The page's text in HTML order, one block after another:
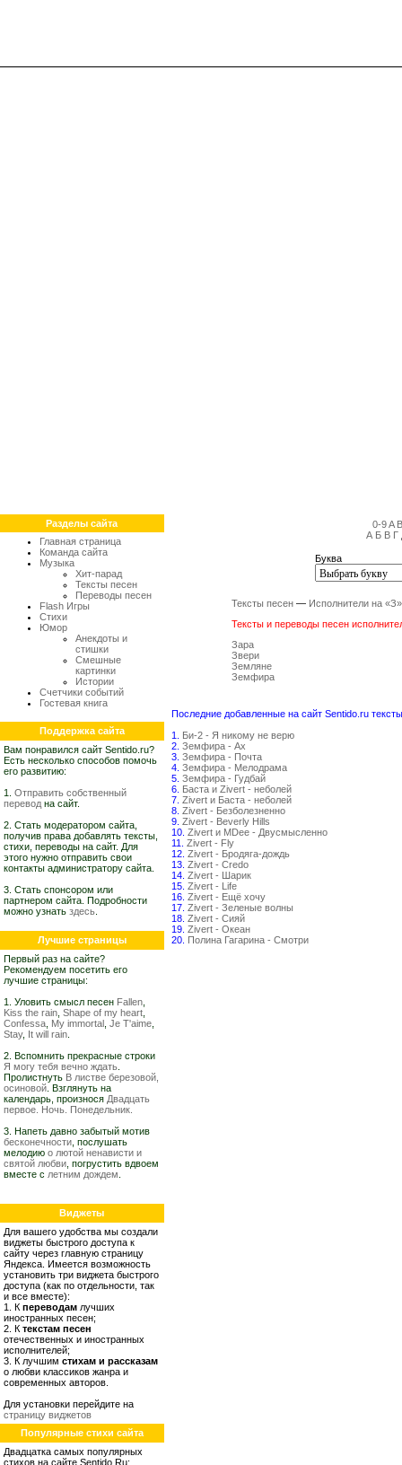
Разделы сайта
Главная страница
Команда сайта
Музыка
Хит-парад
Тексты песен
Переводы песен
Flash Игры
Стихи
Юмор
Анекдоты и
стишки
Смешные
картинки
Истории
Счетчики событий
Гостевая книга
Поддержка сайта
Вам понравился сайт Sentido.ru?
Есть несколько способов помочь
его развитию:
1. Отправить собственный
перевод на сайт.
2. Стать модератором сайта,
получив права добавлять тексты,
стихи, переводы на сайт. Для
этого нужно отправить свои
контакты администратору сайта.
3. Стать спонсором или
партнером сайта. Подробности
можно узнать здесь
Лучшие страницы
Первый раз на сайте?
Рекомендуем посетить его
лучшие страницы:
1. Уловить смысл песен Fallen
Kiss the rain Shape of my heart
Confessa My immortal Je T'aime
Stay, It will rain
2. Вспомнить прекрасные строки
Я могу тебя вечно ждать
Пролистнуть В листве березовой,
осиновой . Взглянуть на
календарь, произнося Двадцать
первое. Ночь. Понедельник.
3. Напеть давно забытый мотив
бесконечности , послушать
мелодию о лютой ненависти и
святой любви , погрустить вдвоем
вместе с летним дождем
Виджеты
Для вашего удобства мы создали
виджеты быстрого доступа к
сайту через главную страницу
Яндекса. Имеется возможность
установить три виджета быстрого
доступа (как по отдельности, так
и все вместе):
1. К переводам лучших
иностранных песен;
2. К текстам песен
отечественных и иностранных
исполнителей;
3. К лучшим стихам и рассказам
о любви классиков жанра и
современных авторов.
Для установки перейдите на
страницу виджетов
Популярные стихи сайта
Двадцатка самых популярных
стихов на сайте Sentido.Ru:
0-9 A
А Б В Г
Буква
Тексты песен — Исполнители на «З»
Тексты и переводы песен
Зара
Звери
Земляне
Земфира
Последние добавленные на сайт Sentido.ru
1. Би-2 - Я никому не верю
2. Земфира - Ах
3. Земфира - Почта
4. Земфира - Мелодрама
5. Земфира - Гудбай
6. Баста и Zivert - неболей
7. Zivert и Баста - неболей
8. Zivert - Безболезненно
9. Zivert - Beverly Hills
10. Zivert и MDee - Двусмысленно
11. Zivert - Fly
12. Zivert - Бродяга-дождь
13. Zivert - Credo
14. Zivert - Шарик
15. Zivert - Life
16. Zivert - Ещё хочу
17. Zivert - Зеленые волны
18. Zivert - Сияй
19. Zivert - Океан
20. Полина Гагарина - Смотри